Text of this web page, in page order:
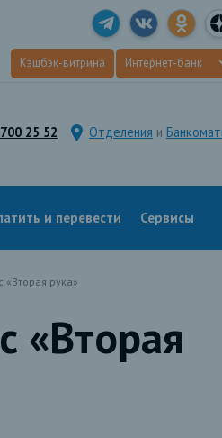
Кэшбэк-витрина Интернет-банк
25 52 Отделения и
и перевести Сервисы
рука»
«Вторая